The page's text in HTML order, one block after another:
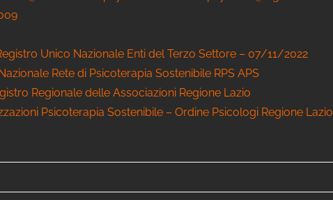
Unico Nazionale Enti del Terzo Settore – 07/11/2022
Rete di Psicoterapia Sostenibile RPS APS
Regionale delle Associazioni Regione Lazio
Psicoterapia Sostenibile – Ordine Psicologi Regione Lazio